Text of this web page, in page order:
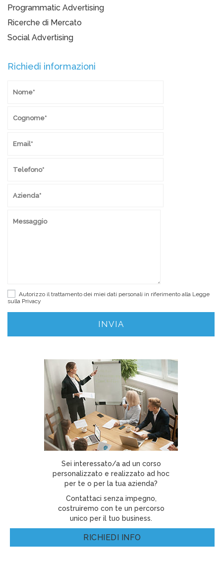
Programmatic Advertising
Ricerche di Mercato
Social Advertising
Richiedi informazioni
Autorizzo il trattamento dei miei dati personali in riferimento alla Legge
sulla Privacy
Sei interessato/a ad un corso
personalizzato e realizzato ad hoc
per te o per la tua azienda?
Contattaci senza impegno,
costruiremo con te un percorso
unico per il tuo business.
RICHIEDI INFO